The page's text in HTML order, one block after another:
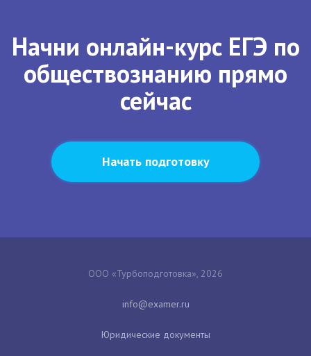
Начни онлайн-курс ЕГЭ по
обществознанию прямо
сейчас
Начать подготовку
ООО «Турбоподготовка», 2026
Юридические документы